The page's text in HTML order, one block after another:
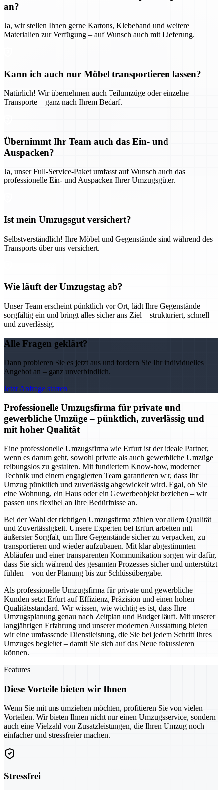
an?
Ja, wir stellen Ihnen gerne Kartons, Klebeband und weitere
Materialien zur Verfügung – auf Wunsch auch mit Lieferung.
Kann ich auch nur Möbel transportieren lassen?
Natürlich! Wir übernehmen auch Teilumzüge oder einzelne
Transporte – ganz nach Ihrem Bedarf.
Übernimmt Ihr Team auch das Ein- und
Auspacken?
Ja, unser Full-Service-Paket umfasst auf Wunsch auch das
professionelle Ein- und Auspacken Ihrer Umzugsgüter.
Ist mein Umzugsgut versichert?
Selbstverständlich! Ihre Möbel und Gegenstände sind während des
Transports über uns versichert.
Wie läuft der Umzugstag ab?
Unser Team erscheint pünktlich vor Ort, lädt Ihre Gegenstände
sorgfältig ein und bringt alles sicher ans Ziel – strukturiert, schnell
und zuverlässig.
Alle Fragen geklärt?
Dann probieren Sie es jetzt aus und fordern Sie Ihr individuelles
Angebot an – ganz unverbindlich.
Jetzt Anfrage starten
Professionelle Umzugsfirma für private und
gewerbliche Umzüge – pünktlich, zuverlässig und
mit hoher Qualität
Eine professionelle Umzugsfirma wie Erfurt ist der ideale Partner,
wenn es darum geht, sowohl private als auch gewerbliche Umzüge
reibungslos zu gestalten. Mit fundiertem Know-how, moderner
Technik und einem engagierten Team garantieren wir, dass Ihr
Umzug pünktlich und zuverlässig abgewickelt wird. Egal, ob Sie
eine Wohnung, ein Haus oder ein Gewerbeobjekt beziehen – wir
passen uns flexibel an Ihre Bedürfnisse an.
Bei der Wahl der richtigen Umzugsfirma zählen vor allem Qualität
und Zuverlässigkeit. Unsere Experten bei Erfurt arbeiten mit
äußerster Sorgfalt, um Ihre Gegenstände sicher zu verpacken, zu
transportieren und wieder aufzubauen. Mit klar abgestimmten
Abläufen und einer transparenten Kommunikation sorgen wir dafür,
dass Sie sich während des gesamten Prozesses sicher und unterstützt
fühlen – von der Planung bis zur Schlüssübergabe.
Als professionelle Umzugsfirma für private und gewerbliche
Kunden setzt Erfurt auf Effizienz, Präzision und einen hohen
Qualitätsstandard. Wir wissen, wie wichtig es ist, dass Ihre
Umzugsplanung genau nach Zeitplan und Budget läuft. Mit unserer
langjährigen Erfahrung und unserer modernen Ausstattung bieten
wir eine umfassende Dienstleistung, die Sie bei jedem Schritt Ihres
Umzuges begleitet – damit Sie sich auf das Neue fokussieren
können.
Features
Diese Vorteile bieten wir Ihnen
Wenn Sie mit uns umziehen möchten, profitieren Sie von vielen
Vorteilen. Wir bieten Ihnen nicht nur einen Umzugsservice, sondern
auch eine Vielzahl von Zusatzleistungen, die Ihren Umzug noch
einfacher und stressfreier machen.
Stressfrei